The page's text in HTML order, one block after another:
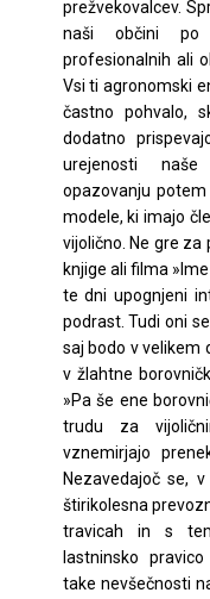
prežvekovalcev.
naši občini po
profesionalnih ali
Vsi ti agronomski
častno pohvalo,
dodatno
urejenosti
opazovanju
modele, ki imajo
vijolično. Ne gre za
knjige ali filma
te dni upognjeni
podrast. Tudi oni
saj bodo v velikem
v žlahtne
»Pa še ene
trudu za
vznemirjajo
Nezavedajoč se,
štirikolesna
travicah in s
lastninsko
take nevšečnosti